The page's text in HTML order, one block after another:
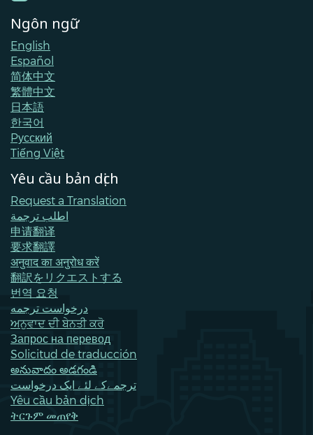
Ngôn ngữ
English
Español
简体中文
繁體中文
日本語
한국어
Pусский
Tiếng Việt
Yêu cầu bản dịch
Request a Translation
اطلب ترجمة
申请翻译
要求翻譯
अनुवाद का अनुरोध करें
翻訳をリクエストする
번역 요청
درخواست ترجمه
ਅਨੁਵਾਦ ਦੀ ਬੇਨਤੀ ਕਰੋ
Запрос на перевод
Solicitud de traducción
అనువాదం అడగండి
ترجمےکے لئے ایک درخواست
Yêu cầu bản dịch
ትርጉም መጠየቅ